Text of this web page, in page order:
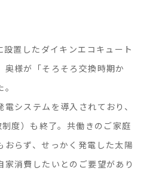
置したダイキンエコキュート
奥様が「そろそろ交換時期か
システムを導入されており、
度）も終了。共働きのご家庭
おらず、せっかく発電した太陽
家消費したいとのご要望があり